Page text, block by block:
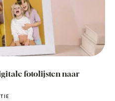
fotolijsten naar